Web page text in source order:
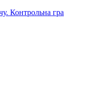
Контрольна гра